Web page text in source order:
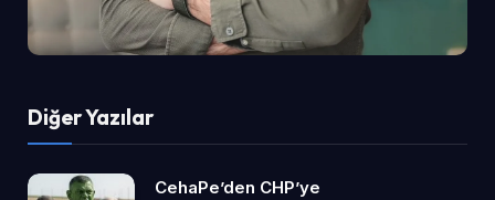
Diğer Yazılar
CehaPe’den CHP’ye